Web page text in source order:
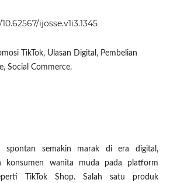
ijosse.v1i3.1345
TikTok, Ulasan Digital, Pembelian
Social Commerce.
spontan semakin marak di era digital,
konsumen wanita muda pada platform
TikTok Shop. Salah satu produk